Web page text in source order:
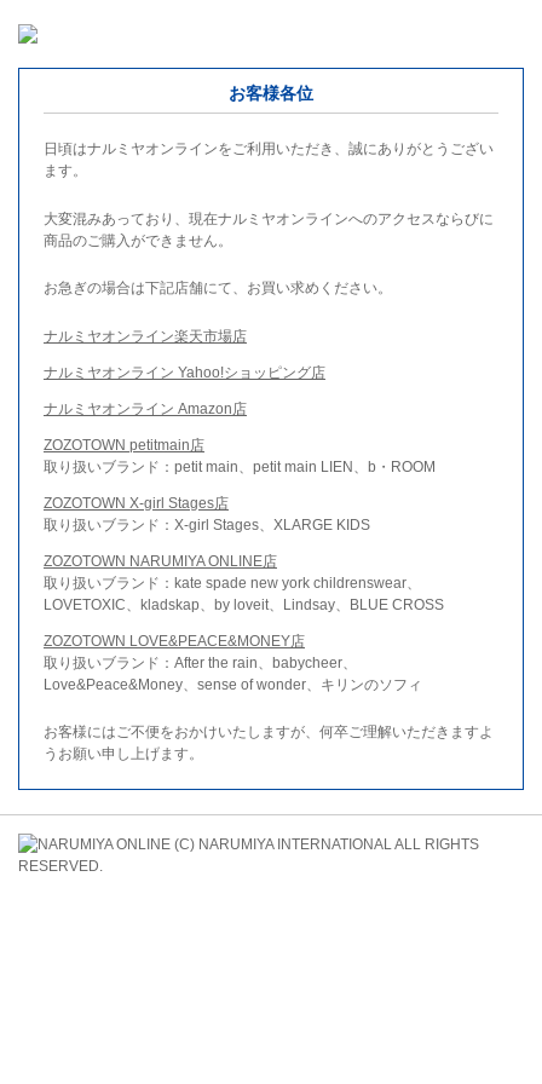
お客様各位
日頃はナルミヤオンラインをご利用いただき、誠にありがとうござい
ます。
大変混みあっており、現在ナルミヤオンラインへのアクセスならびに
商品のご購入ができません。
お急ぎの場合は下記店舗にて、お買い求めください。
ナルミヤオンライン楽天市場店
ナルミヤオンライン Yahoo!ショッピング店
ナルミヤオンライン Amazon店
ZOZOTOWN petitmain店
取り扱いブランド：petit main、petit main LIEN、b・ROOM
ZOZOTOWN X-girl Stages店
取り扱いブランド：X-girl Stages、XLARGE KIDS
ZOZOTOWN NARUMIYA ONLINE店
取り扱いブランド：kate spade new york childrenswear、
LOVETOXIC、kladskap、by loveit、Lindsay、BLUE CROSS
ZOZOTOWN LOVE&PEACE&MONEY店
取り扱いブランド：After the rain、babycheer、
Love&Peace&Money、sense of wonder、キリンのソフィ
お客様にはご不便をおかけいたしますが、何卒ご理解いただきますよ
うお願い申し上げます。